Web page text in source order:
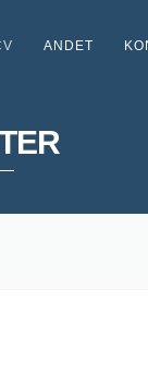
ANDET